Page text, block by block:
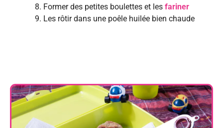
8. Former des petites boulettes et les fariner
9. Les rôtir dans une poêle huilée bien chaude